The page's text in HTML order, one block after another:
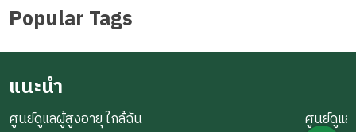
Popular Tags
แนะนำ
ศูนย์ดูแลผู้สูงอายุ ใกล้ฉัน
ศูนย์ดูแ